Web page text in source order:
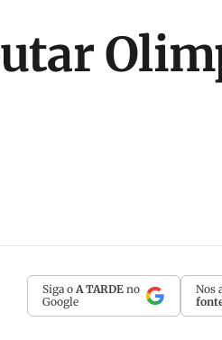
Siga o A TARDE no
Google
Nos